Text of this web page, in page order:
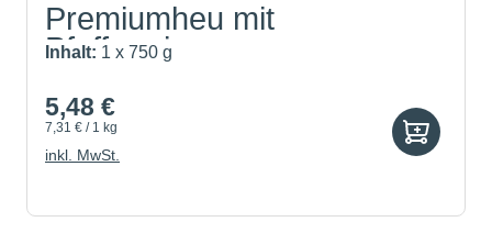
Premiumheu mit
Pfefferminze
Inhalt: 1 x 750 g
5,48 €
7,31 € / 1 kg
inkl. MwSt.